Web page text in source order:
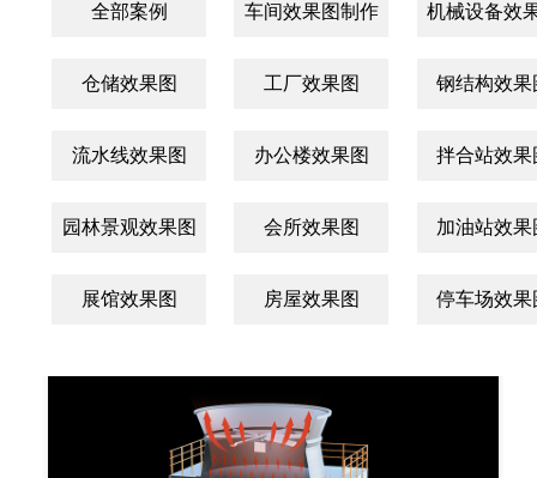
全部案例 车间效果图制作 机械设备效
仓储效果图 工厂效果图 钢结构效果
流水线效果图 办公楼效果图 拌合站效果
园林景观效果图 会所效果图 加油站效果
展馆效果图 房屋效果图 停车场效果